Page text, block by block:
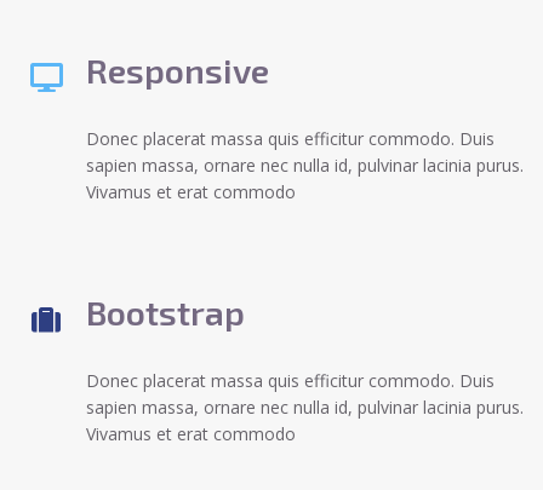
Responsive
Donec placerat massa quis efficitur commodo. Duis
sapien massa, ornare nec nulla id, pulvinar lacinia purus.
Vivamus et erat commodo
Bootstrap
Donec placerat massa quis efficitur commodo. Duis
sapien massa, ornare nec nulla id, pulvinar lacinia purus.
Vivamus et erat commodo